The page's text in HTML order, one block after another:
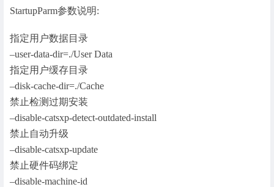
指定用户数据目录
–user-data-dir=./User Data
指定用户缓存目录
–disk-cache-dir=./Cache
禁止检测过期安装
–disable-catsxp-detect-outdated-install
禁止自动升级
–disable-catsxp-update
禁止硬件码绑定